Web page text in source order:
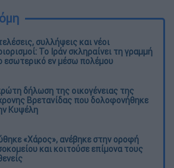
συλλήψεις και νέοι
Το Ιράν σκληραίνει τη γραμμή
εσωτερικό εν μέσω πολέμου
δήλωση της οικογένειας της
Βρετανίδας που δολοφονήθηκε
Κυψέλη
«Χάρος», ανέβηκε στην οροφή
και κοιτούσε επίμονα τους